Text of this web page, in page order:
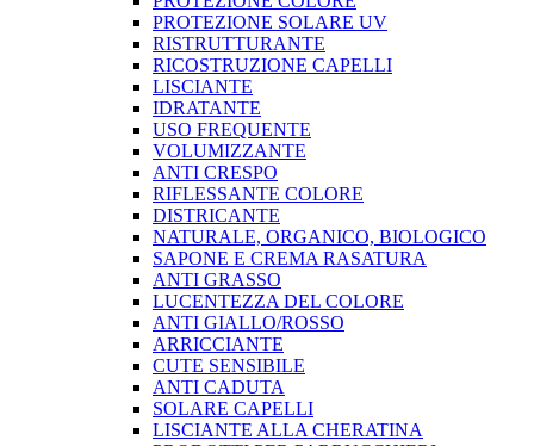
PROTEZIONE SOLARE UV
RISTRUTTURANTE
RICOSTRUZIONE CAPELLI
LISCIANTE
IDRATANTE
USO FREQUENTE
VOLUMIZZANTE
ANTI CRESPO
RIFLESSANTE COLORE
DISTRICANTE
NATURALE, ORGANICO, BIOLOGICO
SAPONE E CREMA RASATURA
ANTI GRASSO
LUCENTEZZA DEL COLORE
ANTI GIALLO/ROSSO
ARRICCIANTE
CUTE SENSIBILE
ANTI CADUTA
SOLARE CAPELLI
LISCIANTE ALLA CHERATINA